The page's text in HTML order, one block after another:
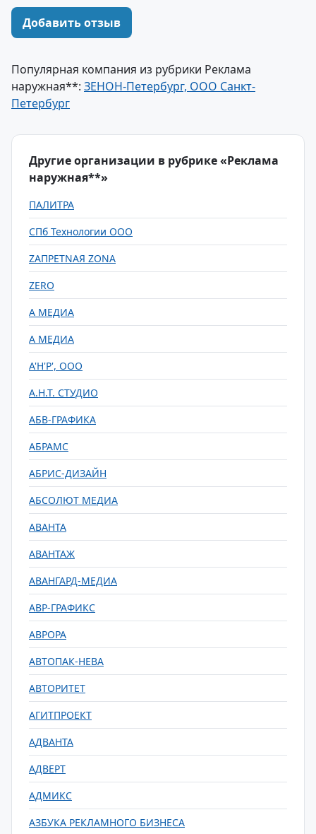
Добавить отзыв
Популярная компания из рубрики Реклама
наружная**: ЗЕНОН-Петербург, ООО Санкт-
Петербург
Другие организации в рубрике «Реклама
наружная**»
ПАЛИТРА
CПб Технологии ООО
ZAПРЕТNAЯ ZONA
ZERO
А МЕДИА
А МЕДИА
А'Н'Р', ООО
А.Н.Т. СТУДИО
АБВ-ГРАФИКА
АБРАМС
АБРИС-ДИЗАЙН
АБСОЛЮТ МЕДИА
АВАНТА
АВАНТАЖ
АВАНГАРД-МЕДИА
АВР-ГРАФИКС
АВРОРА
АВТОПАК-НЕВА
АВТОРИТЕТ
АГИТПРОЕКТ
АДВАНТА
АДВЕРТ
АДМИКС
АЗБУКА РЕКЛАМНОГО БИЗНЕСА